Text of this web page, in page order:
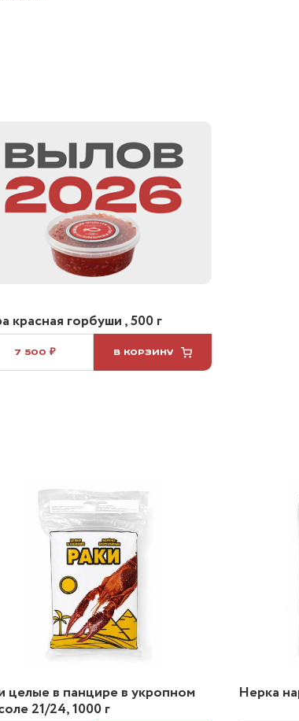
красная горбуши , 500 г
7 500 ₽ В КОРЗИНУ
целые в панцире в укропном
21/24, 1000 г
Нерка